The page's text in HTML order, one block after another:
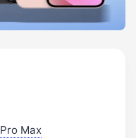
Max